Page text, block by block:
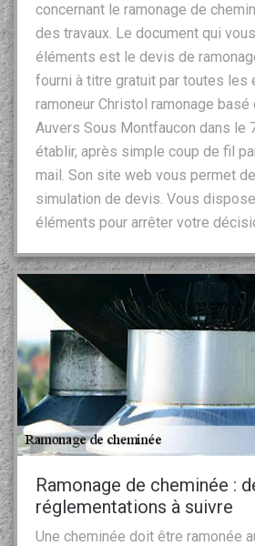
concernant le ramonage de
des travaux. Le document qui
éléments est le devis de
fourni à titre gratuit par toutes les
ramoneur Christol ramonage
Auvers Sous Montfaucon dans le
établir, après simple coup de fil
mail. Son site web vous permet
simulation de devis. Vous
éléments pour arrêter votre
Ramonage de cheminée :
réglementations à suivre
Une cheminée doit être ramonée